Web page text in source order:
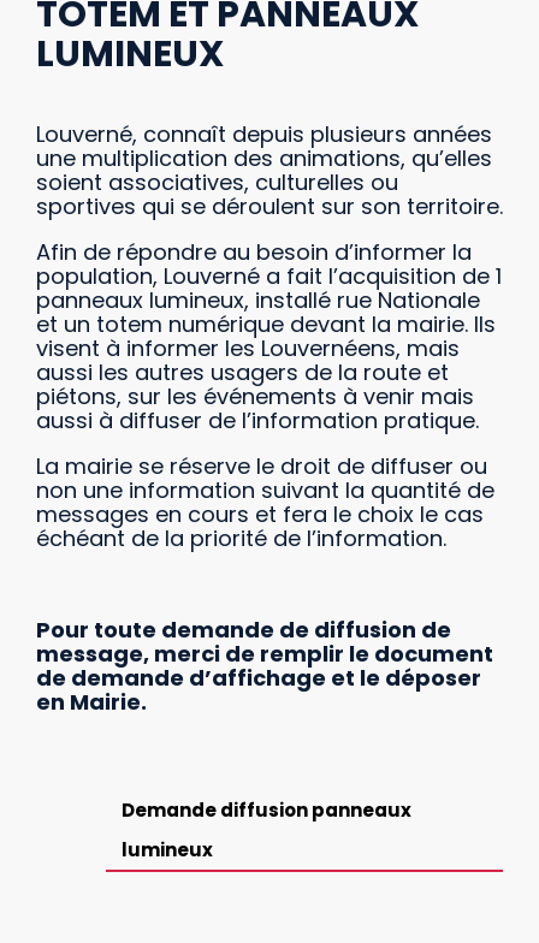
TOTEM ET PANNEAUX
LUMINEUX
Louverné, connaît depuis plusieurs années
une multiplication des animations, qu’elles
soient associatives, culturelles ou
sportives qui se déroulent sur son territoire.
Afin de répondre au besoin d’informer la
population, Louverné a fait l’acquisition de 1
panneaux lumineux, installé rue Nationale
et un totem numérique devant la mairie. Ils
visent à informer les Louvernéens, mais
aussi les autres usagers de la route et
piétons, sur les événements à venir mais
aussi à diffuser de l’information pratique.
La mairie se réserve le droit de diffuser ou
non une information suivant la quantité de
messages en cours et fera le choix le cas
échéant de la priorité de l’information.
Pour toute demande de diffusion de
message, merci de remplir le document
de demande d’affichage et le déposer
en Mairie.
Demande diffusion panneaux
lumineux